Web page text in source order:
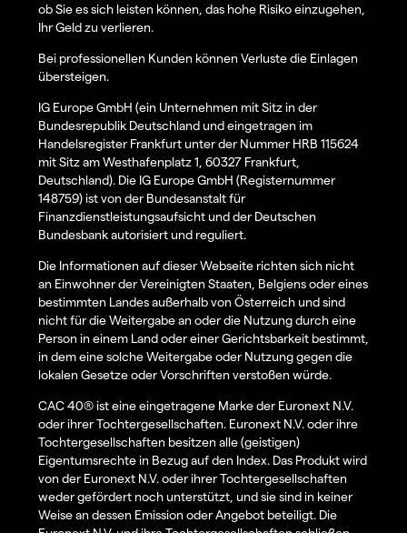
ob Sie es sich leisten können, das hohe Risiko einzugehen,
Ihr Geld zu verlieren.
Bei professionellen Kunden können Verluste die Einlagen
übersteigen.
IG Europe GmbH (ein Unternehmen mit Sitz in der
Bundesrepublik Deutschland und eingetragen im
Handelsregister Frankfurt unter der Nummer HRB 115624
mit Sitz am Westhafenplatz 1, 60327 Frankfurt,
Deutschland). Die IG Europe GmbH (Registernummer
148759) ist von der Bundesanstalt für
Finanzdienstleistungsaufsicht und der Deutschen
Bundesbank autorisiert und reguliert.
Die Informationen auf dieser Webseite richten sich nicht
an Einwohner der Vereinigten Staaten, Belgiens oder eines
bestimmten Landes außerhalb von Österreich und sind
nicht für die Weitergabe an oder die Nutzung durch eine
Person in einem Land oder einer Gerichtsbarkeit bestimmt,
in dem eine solche Weitergabe oder Nutzung gegen die
lokalen Gesetze oder Vorschriften verstoßen würde.
CAC 40® ist eine eingetragene Marke der Euronext N.V.
oder ihrer Tochtergesellschaften. Euronext N.V. oder ihre
Tochtergesellschaften besitzen alle (geistigen)
Eigentumsrechte in Bezug auf den Index. Das Produkt wird
von der Euronext N.V. oder ihrer Tochtergesellschaften
weder gefördert noch unterstützt, und sie sind in keiner
Weise an dessen Emission oder Angebot beteiligt. Die